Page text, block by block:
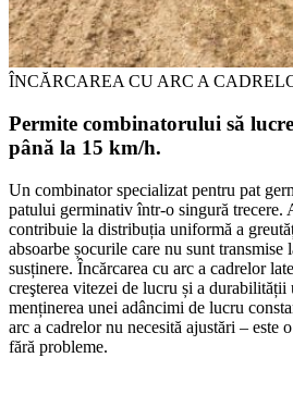
ÎNCĂRCAREA CU ARC A
Permite combinatorului să
până la 15 km/h.
Un combinator specializat pentru pat
patului germinativ într-o singură trecere.
contribuie la distribuția uniformă a
absoarbe șocurile care nu sunt transmise
susținere. Încărcarea cu arc a cadrelor
creşterea vitezei de lucru și a
menținerea unei adâncimi de lucru
arc a cadrelor nu necesită ajustări – este
fără probleme.